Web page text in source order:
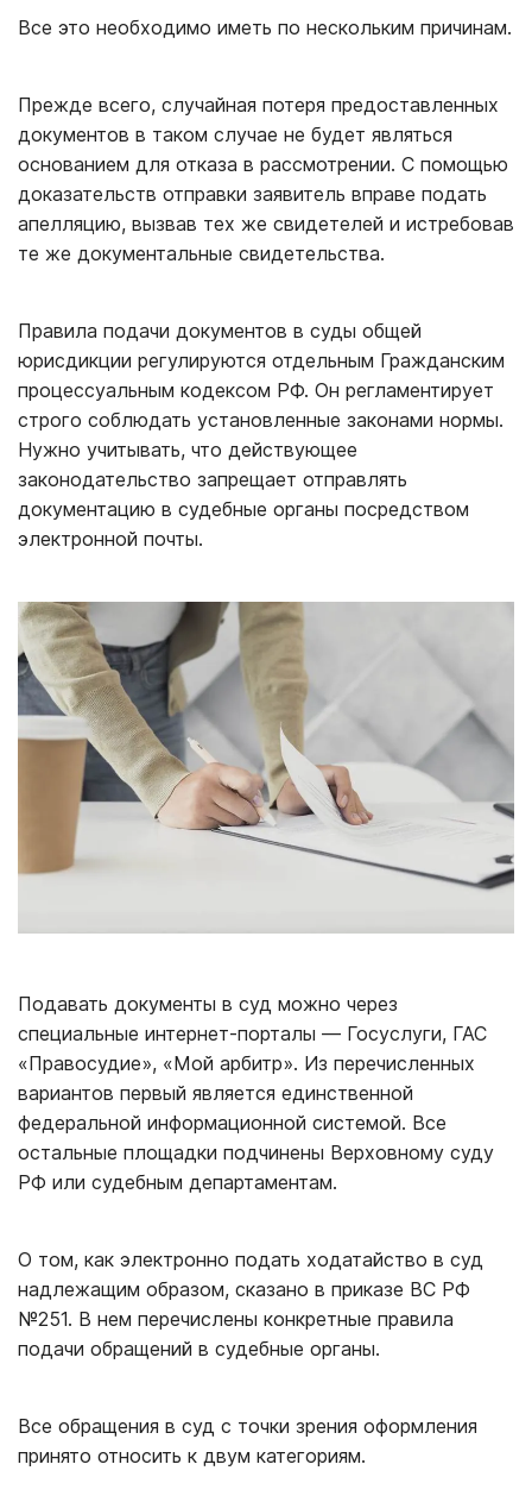
Все это необходимо иметь по нескольким причинам.
Прежде всего, случайная потеря предоставленных
документов в таком случае не будет являться
основанием для отказа в рассмотрении. С помощью
доказательств отправки заявитель вправе подать
апелляцию, вызвав тех же свидетелей и истребовав
те же документальные свидетельства.
Правила подачи документов в суды общей
юрисдикции регулируются отдельным Гражданским
процессуальным кодексом РФ. Он регламентирует
строго соблюдать установленные законами нормы.
Нужно учитывать, что действующее
законодательство запрещает отправлять
документацию в судебные органы посредством
электронной почты.
Подавать документы в суд можно через
специальные интернет-порталы — Госуслуги, ГАС
«Правосудие», «Мой арбитр». Из перечисленных
вариантов первый является единственной
федеральной информационной системой. Все
остальные площадки подчинены Верховному суду
РФ или судебным департаментам.
О том, как электронно подать ходатайство в суд
надлежащим образом, сказано в приказе ВС РФ
№251. В нем перечислены конкретные правила
подачи обращений в судебные органы.
Все обращения в суд с точки зрения оформления
принято относить к двум категориям.